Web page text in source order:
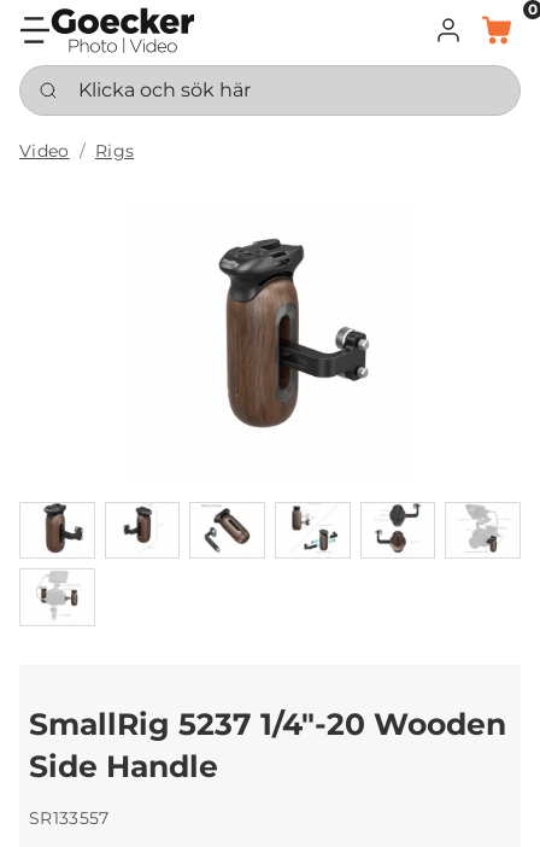
LOGGA IN
KORG
0
Klicka och sök här
Video Rigs
SmallRig 5237 1/4"-20 Wooden
Side Handle
SR133557